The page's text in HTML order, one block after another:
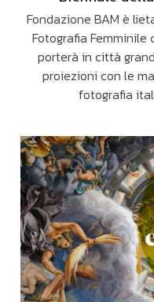
Fondazione BAM è
Fotografia Femminile
porterà in città
proiezioni con le
fotografia